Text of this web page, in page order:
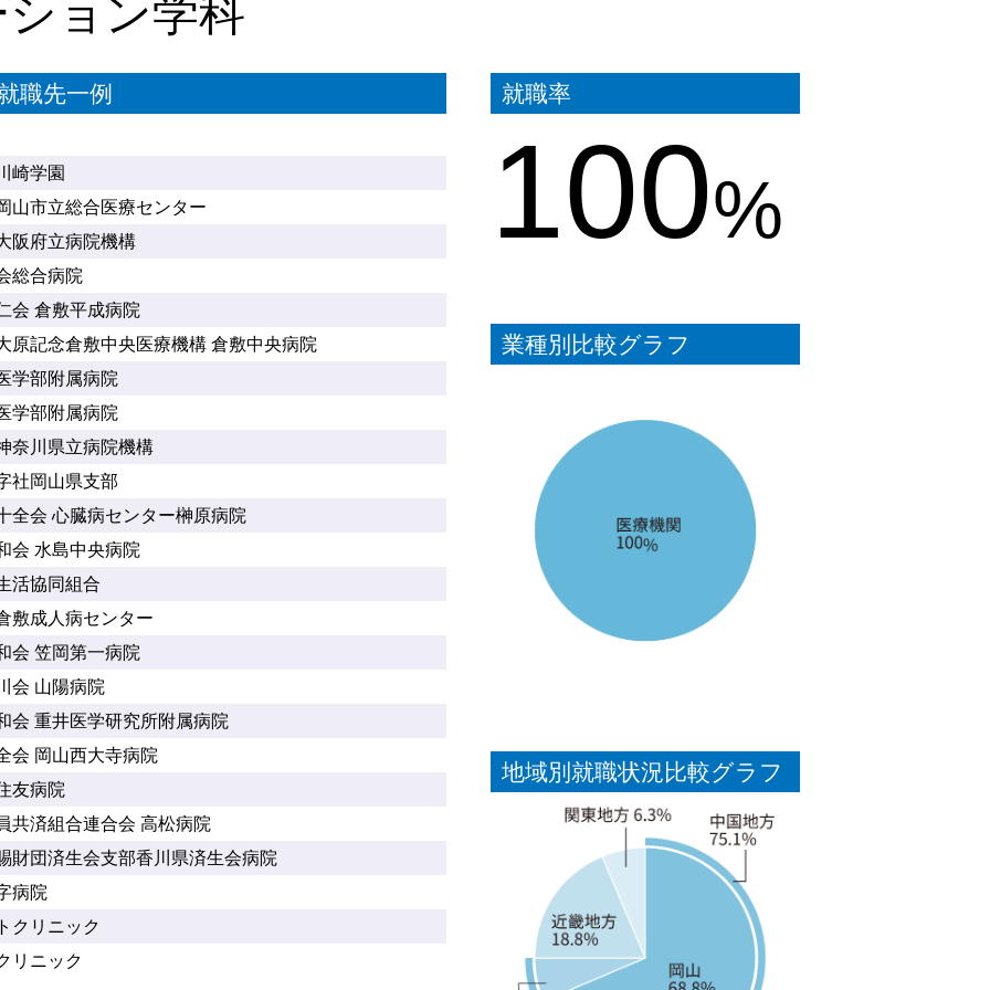
ョン学科
就職率
100%
業種別比較グラフ
地域別就職状況比較グラフ
職先一例
崎学園
山市立総合医療センター
阪府立病院機構
総合病院
会 倉敷平成病院
原記念倉敷中央医療機構 倉敷中央病院
学部附属病院
学部附属病院
奈川県立病院機構
社岡山県支部
全会 心臓病センター榊原病院
会 水島中央病院
活協同組合
敷成人病センター
会 笠岡第一病院
会 山陽病院
会 重井医学研究所附属病院
会 岡山西大寺病院
友病院
共済組合連合会 高松病院
財団済生会支部香川県済生会病院
病院
クリニック
リニック